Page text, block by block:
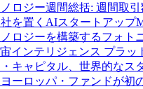
ロジー週間総括: 週間取
を置くAIスタートアップ
ロジーを構築するフォト
宙インテリジェンス プラ
キャピタル、世界的なス
ーロッパ・ファンドが初